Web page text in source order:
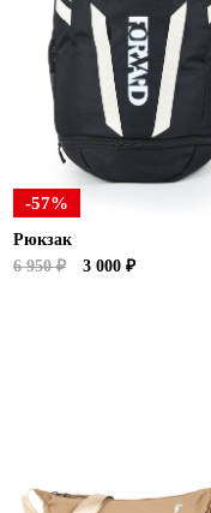
-57%
Рюкзак
6 950 ₽
3 000 ₽